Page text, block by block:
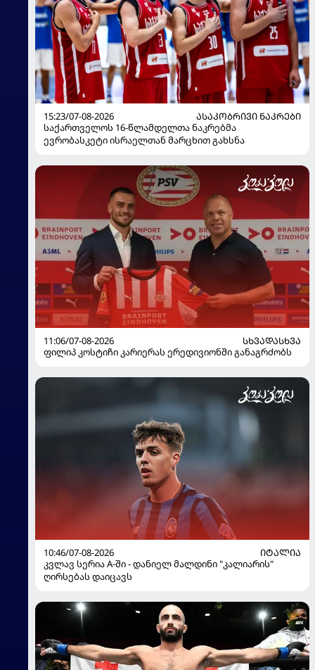
15:23/07-08-2026
ᲐᲡᲐᲙᲝᲑᲠᲘᲕᲘ ᲜᲐᲙᲠᲔᲑᲘ
საქართველოს 16-წლამდელთა ნაკრებმა
ევრობასკეტი ისრაელთან მარცხით გახსნა
11:06/07-08-2026
ᲡᲮᲕᲐᲓᲐᲡᲮᲕᲐ
ფილიპ კოსტიჩი კარიერას ერედივიონში განაგრძობს
10:46/07-08-2026
ᲘᲢᲐᲚᲘᲐ
კვლავ სერია A-ში - დანიელ მალდინი "კალიარის"
ღირსებას დაიცავს